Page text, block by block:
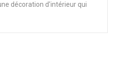
décoration d'intérieur qui